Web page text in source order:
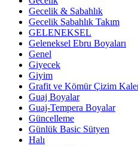
Gecelik & Sabahlık
Gecelik Sabahlık Takım
GELENEKSEL
Geleneksel Ebru Boyaları
Genel
Giyecek
Giyim
Grafit ve Kömür Çizim
Guaj Boyalar
Guaj-Tempera Boyalar
Güncelleme
Günlük Basic Sütyen
Halı